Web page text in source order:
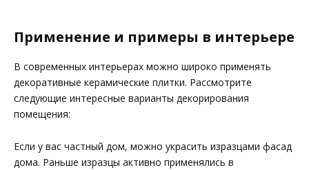
Применение и примеры в интерьере
В современных интерьерах можно широко применять
декоративные керамические плитки. Рассмотрите
следующие интересные варианты декорирования
помещения:
Если у вас частный дом, можно украсить изразцами фасад
дома. Раньше изразцы активно применялись в